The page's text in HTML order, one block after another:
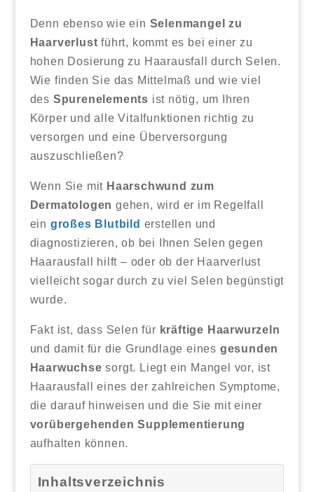
Denn ebenso wie ein Selenmangel zu
Haarverlust führt, kommt es bei einer zu
hohen Dosierung zu Haarausfall durch Selen.
Wie finden Sie das Mittelmaß und wie viel
des Spurenelements ist nötig, um Ihren
Körper und alle Vitalfunktionen richtig zu
versorgen und eine Überversorgung
auszuschließen?
Wenn Sie mit Haarschwund zum
Dermatologen gehen, wird er im Regelfall
ein großes Blutbild erstellen und
diagnostizieren, ob bei Ihnen Selen gegen
Haarausfall hilft – oder ob der Haarverlust
vielleicht sogar durch zu viel Selen begünstigt
wurde.
Fakt ist, dass Selen für kräftige Haarwurzeln
und damit für die Grundlage eines gesunden
Haarwuchse sorgt. Liegt ein Mangel vor, ist
Haarausfall eines der zahlreichen Symptome,
die darauf hinweisen und die Sie mit einer
vorübergehenden Supplementierung
aufhalten können.
Inhaltsverzeichnis